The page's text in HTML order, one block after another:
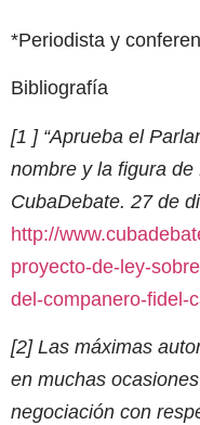
*Periodista y
Bibliografía
[1 ] “Aprueba el
nombre y la figura de
CubaDebate. 27 de
http://
proyecto-de-ley-
del-companero-fidel-
[2] Las máximas
en muchas
negociación con